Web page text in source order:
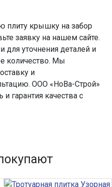
плиту крышку на забор
заявку на нашем сайте.
уточнения деталей и
количество. Мы
и
ООО «НоВа-Строй»
и гарантия качества с